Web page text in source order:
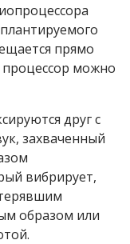
прямо
можно
друг с
захваченный
вибрирует,
образом или